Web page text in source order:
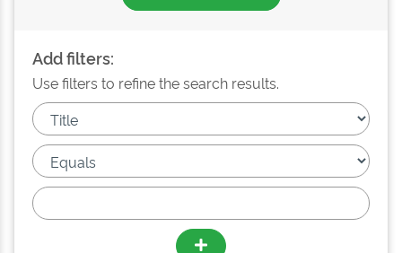
Add filters:
Use filters to refine the search results.